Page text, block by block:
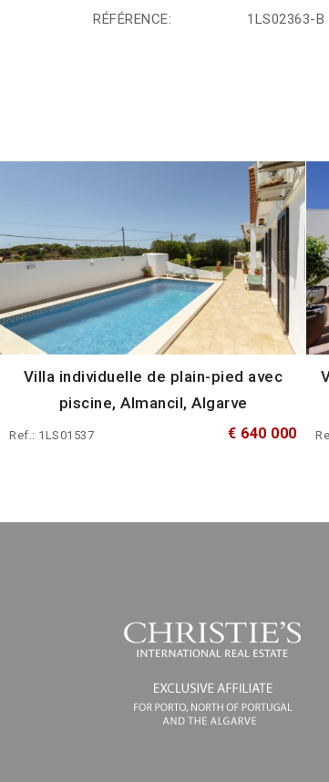
RÉFÉRENCE: 1LS02363-B
Villa individuelle de plain-pied avec
piscine, Almancil, Algarve
Ref.: 1LS01537 € 640 000